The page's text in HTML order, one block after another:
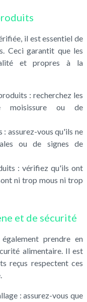
il est essentiel de
Ceci garantit que les
et propres à la
: recherchez les
moisissure ou de
assurez-vous qu'ils ne
ou de signes de
: vérifiez qu'ils ont
ni trop mous ni trop
et de sécurité
prendre en
alimentaire. Il est
reçus respectent ces
: assurez-vous que